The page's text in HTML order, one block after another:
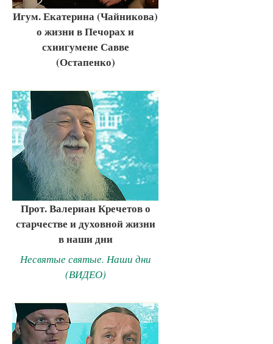
Игум. Екатерина (Чайникова)
о жизни в Печорах и
схиигумене Савве
(Остапенко)
Прот. Валериан Кречетов о
старчестве и духовной жизни
в наши дни
Несвятые святые. Наши дни
(ВИДЕО)